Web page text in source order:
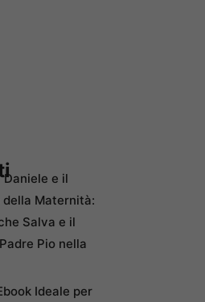
Daniele e il
della Maternità:
Salva e il
Pio nella
Ideale per